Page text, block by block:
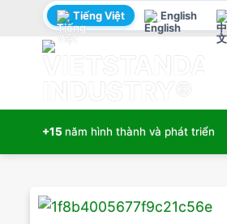
Tiếng Việt English
+15 năm hình thành và phát triển